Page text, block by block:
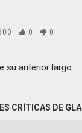
0 0
su anterior largo.
CRÍTICAS DE